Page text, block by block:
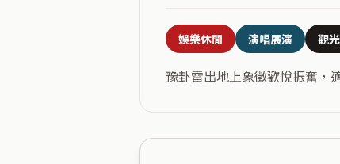
娛樂休閒 演唱展演 觀
豫卦雷出地上象徵歡悅振奮，